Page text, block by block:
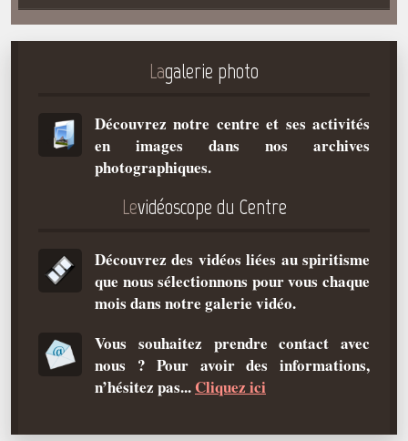
Contact / Accès
Plan d'accès
La doctrine Spirite
Qu'est-ce que c'est ?
Les bases du spiritisme
La doctrine d'Allan Kardec
But des manifestations spirites
Médiums
Lagalerie photo
Découvrez notre centre et ses activités
en images dans nos archives
photographiques.
Levidéoscope du Centre
Découvrez des vidéos liées au spiritisme
que nous sélectionnons pour vous chaque
mois dans notre galerie vidéo.
Vous souhaitez prendre contact avec
nous ? Pour avoir des informations,
n’hésitez pas... Cliquez ici